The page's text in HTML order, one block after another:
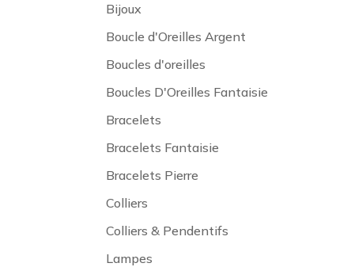
Bijoux
Boucle d'Oreilles Argent
Boucles d'oreilles
Boucles D'Oreilles Fantaisie
Bracelets
Bracelets Fantaisie
Bracelets Pierre
Colliers
Colliers & Pendentifs
Lampes